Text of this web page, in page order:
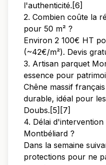
l'authenticité.[6]
2. Combien coûte la
pour 50 m² ?
Environ 2 100€ HT
(~42€/m²). Devis
3. Artisan parquet
essence pour
Chêne massif
durable, idéal pour
Doubs.[5][7]
4. Délai
Montbéliard ?
Dans la semaine
protections pour ne